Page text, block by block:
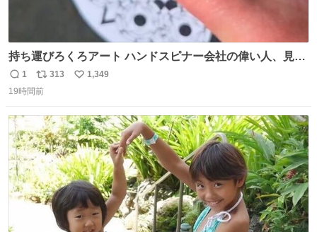
持ち運びろくろアート ハンドスピナー会社の偉い人、見て
ください。
返
信
1
リ
ポ
ト
数
313
い
数
1,349
19時間前